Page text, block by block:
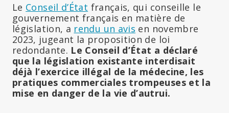
Le Conseil d’État français, qui conseille le
gouvernement français en matière de
législation, a rendu un avis en novembre
2023, jugeant la proposition de loi
redondante. Le Conseil d’État a déclaré
que la législation existante interdisait
déjà l’exercice illégal de la médecine, les
pratiques commerciales trompeuses et la
mise en danger de la vie d’autrui.